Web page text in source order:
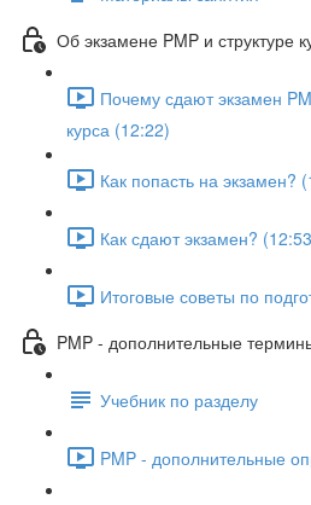
Об экзамене PMP и структуре
Почему сдают экзамен
курса (12:22)
Как попасть на экзамен?
Как сдают экзамен?
Итоговые советы по
PMP - дополнительные
Учебник по разделу
PMP - дополнительные